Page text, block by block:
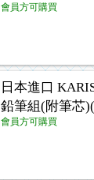
會員方可購買
日本進口
鉛筆組(附筆芯
會員方可購買